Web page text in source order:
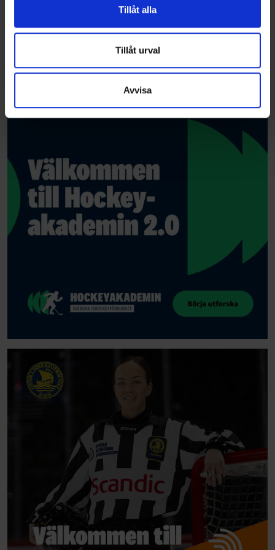
vidarebefordrar även sådana identifierare och annan
annons- och analysföretag som vi samarbetar med.
Dessa kan i sin tur kombinera informationen med annan
samlat in när du har använt deras tjänster.
Tillåt alla
Tillåt urval
Avvisa